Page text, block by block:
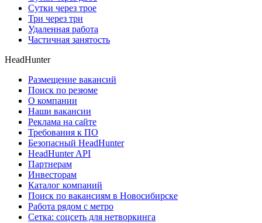
Сутки через трое
Три через три
Удаленная работа
Частичная занятость
HeadHunter
Размещение вакансий
Поиск по резюме
О компании
Наши вакансии
Реклама на сайте
Требования к ПО
Безопасный HeadHunter
HeadHunter API
Партнерам
Инвесторам
Каталог компаний
Поиск по вакансиям в Новосибирске
Работа рядом с метро
Сетка: соцсеть для нетворкинга